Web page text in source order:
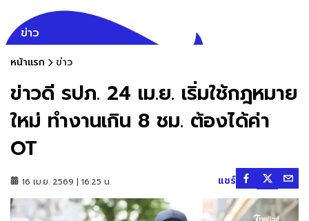
ข่าว
หน้าแรก ข่าว
ข่าวดี รปภ. 24 เม.ย. เริ่มใช้กฎหมาย
ใหม่ ทำงานเกิน 8 ชม. ต้องได้ค่า
OT
16 เม.ย. 2569 | 16:25 น. แชร์